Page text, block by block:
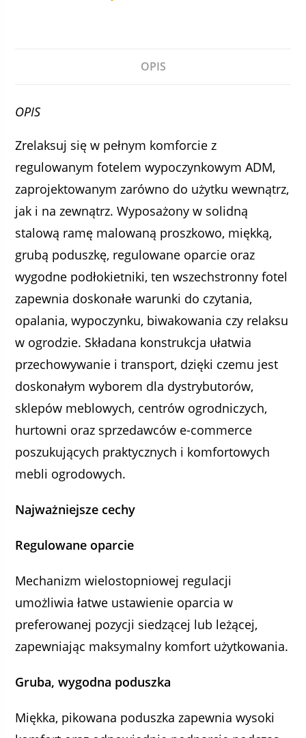
OPIS
OPIS
Zrelaksuj się w pełnym komforcie z
regulowanym fotelem wypoczynkowym ADM,
zaprojektowanym zarówno do użytku wewnątrz,
jak i na zewnątrz. Wyposażony w solidną
stalową ramę malowaną proszkowo, miękką,
grubą poduszkę, regulowane oparcie oraz
wygodne podłokietniki, ten wszechstronny fotel
zapewnia doskonałe warunki do czytania,
opalania, wypoczynku, biwakowania czy relaksu
w ogrodzie. Składana konstrukcja ułatwia
przechowywanie i transport, dzięki czemu jest
doskonałym wyborem dla dystrybutorów,
sklepów meblowych, centrów ogrodniczych,
hurtowni oraz sprzedawców e-commerce
poszukujących praktycznych i komfortowych
mebli ogrodowych.
Najważniejsze cechy
Regulowane oparcie
Mechanizm wielostopniowej regulacji
umożliwia łatwe ustawienie oparcia w
preferowanej pozycji siedzącej lub leżącej,
zapewniając maksymalny komfort użytkowania.
Gruba, wygodna poduszka
Miękka, pikowana poduszka zapewnia wysoki